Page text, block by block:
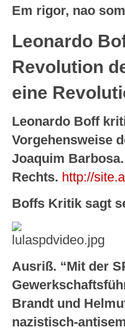
Em rigor, nao
Leonardo
Revolution
eine
Leonardo Boff
Vorgehensweise
Joaquim
Rechts. http://
Boffs Kritik sagt
Ausriß. “Mit der
Brandt und
nazistisch-